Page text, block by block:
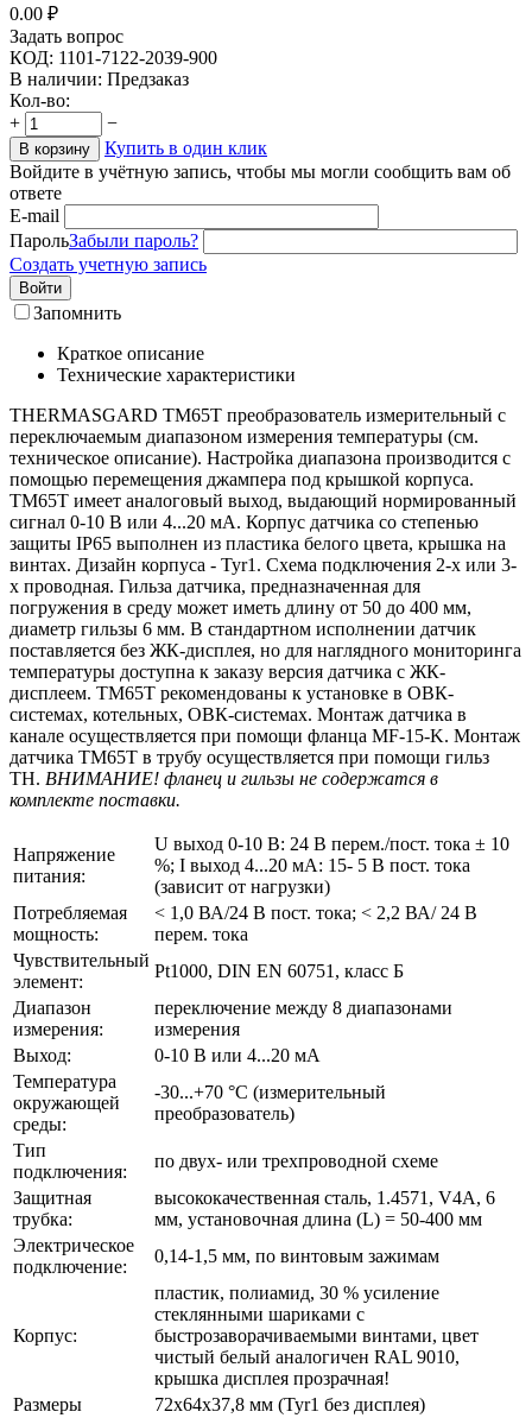
0.00 ₽
Задать вопрос
КОД: 1101-7122-2039-900
В наличии: Предзаказ
Кол-во:
+
−
В корзину
Купить в один клик
Войдите в учётную запись, чтобы мы могли сообщить вам об
ответе
E-mail
ПарольЗабыли пароль?
Создать учетную запись
Войти
Запомнить
Краткое описание
Технические характеристики
THERMASGARD TM65T преобразователь измерительный с
переключаемым диапазоном измерения температуры (см.
техническое описание). Настройка диапазона производится с
помощью перемещения джампера под крышкой корпуса.
TM65T имеет аналоговый выход, выдающий нормированный
сигнал 0-10 В или 4...20 мА. Корпус датчика со степенью
защиты IP65 выполнен из пластика белого цвета, крышка на
винтах. Дизайн корпуса - Tyr1. Схема подключения 2-х или 3-
х проводная. Гильза датчика, предназначенная для
погружения в среду может иметь длину от 50 до 400 мм,
диаметр гильзы 6 мм. В стандартном исполнении датчик
поставляется без ЖК-дисплея, но для наглядного мониторинга
температуры доступна к заказу версия датчика с ЖК-
дисплеем. ТМ65T рекомендованы к установке в ОВК-
системах, котельных, ОВК-системах. Монтаж датчика в
канале осуществляется при помощи фланца MF-15-K. Монтаж
датчика TM65T в трубу осуществляется при помощи гильз
TH. ВНИМАНИЕ! фланец и гильзы не содержатся в
комплекте поставки.
Напряжение
питания:
U выход 0-10 В: 24 В перем./пост. тока ± 10
%; I выход 4...20 мА: 15- 5 В пост. тока
(зависит от нагрузки)
Потребляемая
мощность:
< 1,0 ВА/24 В пост. тока; < 2,2 ВА/ 24 В
перем. тока
Чувствительный
элемент:
Pt1000, DIN EN 60751, класс Б
Диапазон
измерения:
переключение между 8 диапазонами
измерения
Выход:
0-10 В или 4...20 мА
Температура
окружающей
среды:
-30...+70 °C (измерительный
преобразователь)
Тип
подключения:
по двух- или трехпроводной схеме
Защитная
трубка:
высококачественная сталь, 1.4571, V4A, 6
мм, установочная длина (L) = 50-400 мм
Электрическое
подключение:
0,14-1,5 мм, по винтовым зажимам
Корпус:
пластик, полиамид, 30 % усиление
стеклянными шариками с
быстрозаворачиваемыми винтами, цвет
чистый белый аналогичен RAL 9010,
крышка дисплея прозрачная!
Размеры
72x64x37,8 мм (Tyr1 без дисплея)